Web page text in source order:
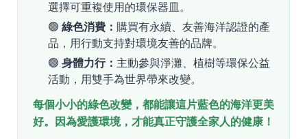
選擇可重複使用的環保器皿。
🟢 綠色消費： 購買有永續、友善海洋認證的產
品，用行動支持對環境友善的品牌。
🟢 身體力行： 主動參與淨灘、植樹等環保公益
活動，用雙手為世界帶來改變。
每個小小的綠色改變，都能讓這片藍色的海洋更美
好。因為愛護環境，才能真正守護全家人的健康！